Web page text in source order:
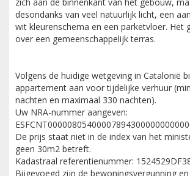
desondanks van veel natuurlijk licht, een
wit kleurenschema en een parketvloer. Het
over een gemeenschappelijk terras.
Volgens de huidige wetgeving in Catalonië
appartement aan voor tijdelijke verhuur
nachten en maximaal 330 nachten).
Uw NRA-nummer aangeven:
De prijs staat niet in de index van het
geen 30m2 betreft.
Kadastraal referentienummer:
Bijgevoegd zijn de bewoningsvergunning